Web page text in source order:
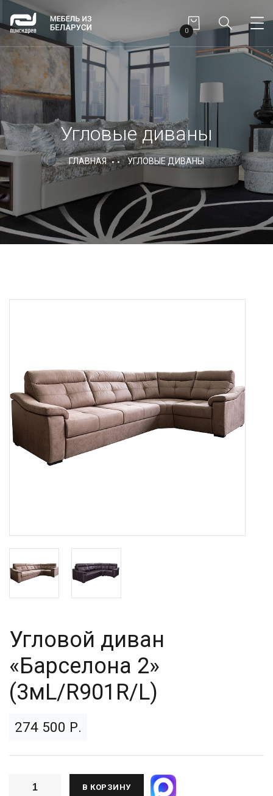
0
Угловые диваны
ГЛАВНАЯ УГЛОВЫЕ ДИВАНЫ
Угловой диван
«Барселона 2»
(3мL/R901R/L)
274 500 Р.
В КОРЗИНУ